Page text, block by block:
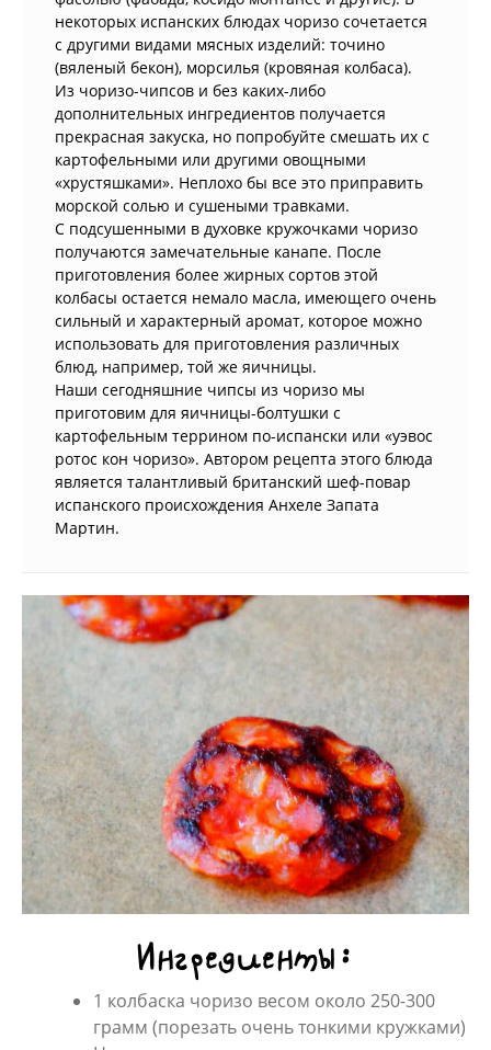
некоторых испанских блюдах чоризо сочетается
с другими видами мясных изделий: точино
(вяленый бекон), морсилья (кровяная колбаса).
Из чоризо-чипсов и без каких-либо
дополнительных ингредиентов получается
прекрасная закуска, но попробуйте смешать их с
картофельными или другими овощными
«хрустяшками». Неплохо бы все это приправить
морской солью и сушеными травками.
С подсушенными в духовке кружочками чоризо
получаются замечательные канапе. После
приготовления более жирных сортов этой
колбасы остается немало масла, имеющего очень
сильный и характерный аромат, которое можно
использовать для приготовления различных
блюд, например, той же яичницы.
Наши сегодняшние чипсы из чоризо мы
приготовим для яичницы-болтушки с
картофельным террином по-испански или «уэвос
ротос кон чоризо». Автором рецепта этого блюда
является талантливый британский шеф-повар
испанского происхождения Анхеле Запата
Мартин.
Ингредиенты:
1 колбаска чоризо весом около 250-300
грамм (порезать очень тонкими кружками)